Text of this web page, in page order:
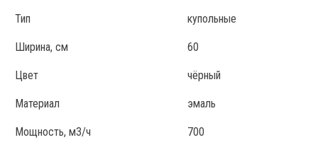
Тип купольные
Ширина, см 60
Цвет чёрный
Материал эмаль
Мощность, м3/ч 700